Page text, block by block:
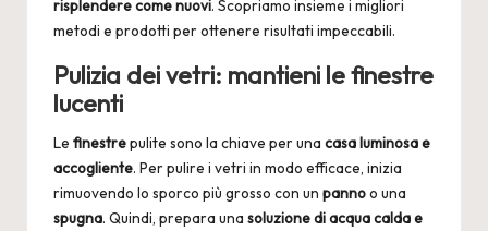
risplendere come nuovi. Scopriamo insieme i migliori
metodi e prodotti per ottenere risultati impeccabili.
Pulizia dei vetri: mantieni le finestre
lucenti
Le finestrepulite sono la chiave per una casa luminosa e
accogliente. Per pulire i vetri in modo efficace, inizia
rimuovendo lo sporco più grosso con un pannoo una
spugna. Quindi, prepara una soluzione di acqua calda e